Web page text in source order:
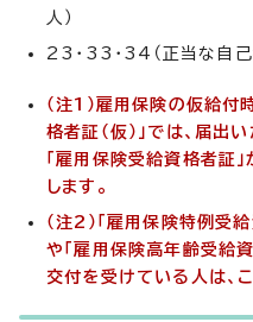
人）
23・33・34（正当な自己
（注1）雇用保険の仮給付
格者証（仮）」では、届出
「雇用保険受給資格者証
します。
（注2）「雇用保険特例受給
や「雇用保険高年齢受給資
交付を受けている人は、